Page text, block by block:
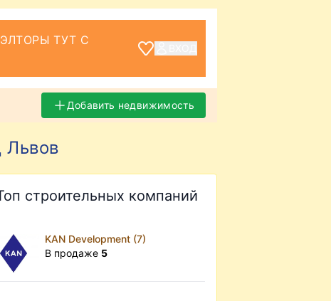
ТУТ С
Добавить недвижимость
Львов
строительных компаний
KAN Development (7)
В продаже 5